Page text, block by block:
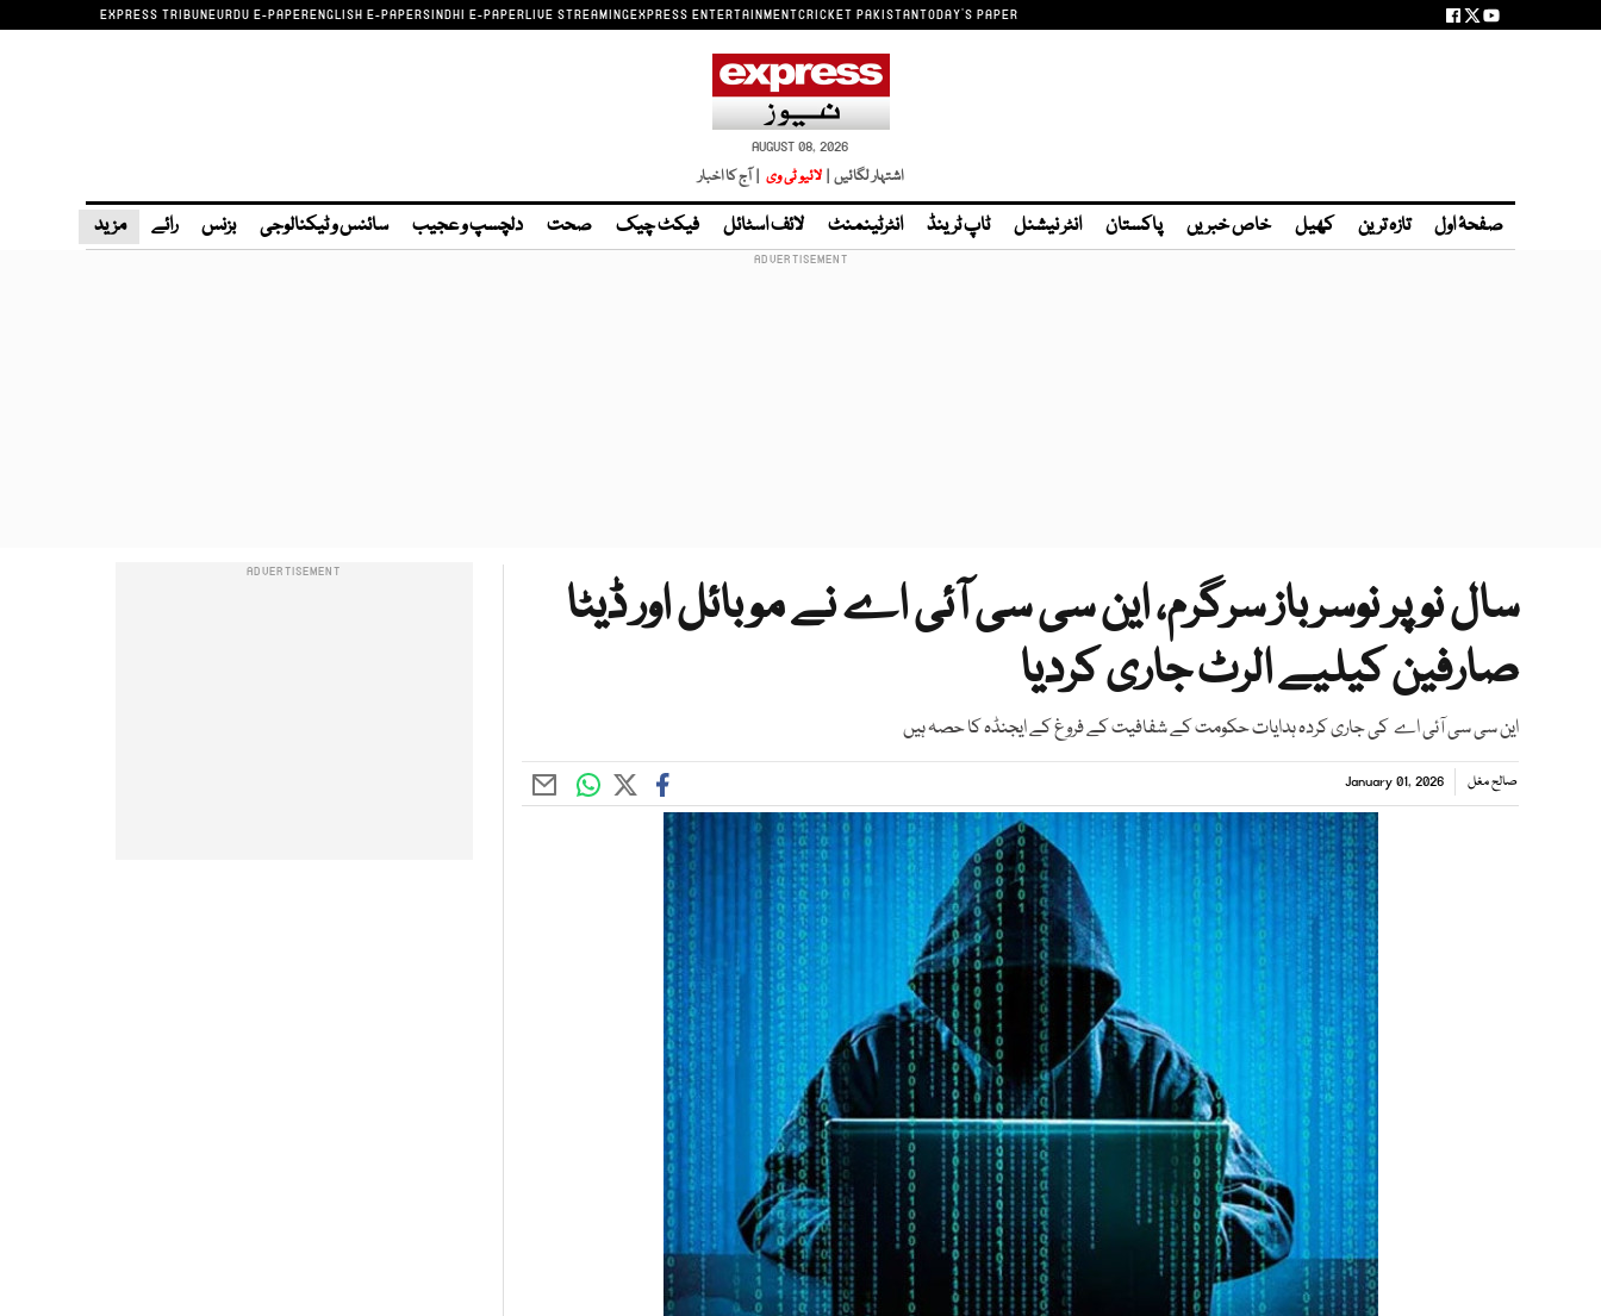
EXPRESS TRIBUNEURDU E-PAPERENGLISH E-PAPERSINDHI E-PAPERLIVE STREAMINGEXPRESS ENTERTAINMENTCRICKET PAKISTANTODAY'S PAPER
AUGUST 08, 2026
اشتہار لگائیں | لائیو ٹی وی | آج کا اخبار
صفحۂ اول تازہ ترین کھیل خاص خبریں پاکستان انٹر نیشنل ٹاپ ٹرینڈ انٹرٹینمنٹ لائف اسٹائل فیکٹ چیک صحت دلچسپ و عجیب سائنس و ٹیکنالوجی بزنس رائے مزید
سال نو پر نوسرباز سرگرم، این سی سی آئی اے نے موبائل اور ڈیٹا
صارفین کیلیے الرٹ جاری کردیا
این سی سی آئی اے کی جاری کردہ ہدایات حکومت کے شفافیت کے فروغ کے ایجنڈہ کا حصہ ہیں
صالح مغل January 01, 2026